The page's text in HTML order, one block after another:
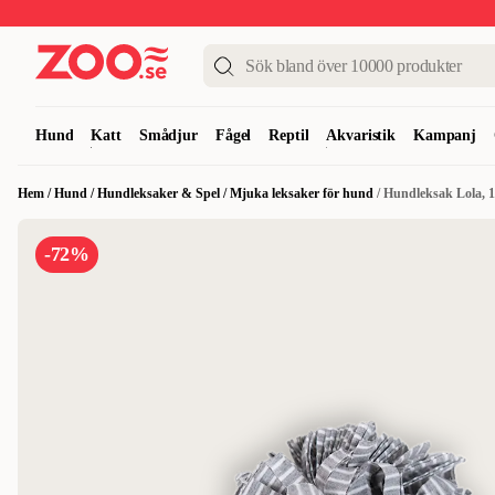
Hund Katt Smådjur Fågel Reptil Akvaristik Kampanj
Hem /Hund /Hundleksaker & Spel /Mjuka leksaker för hund /Hundleksak Lola,
-72%